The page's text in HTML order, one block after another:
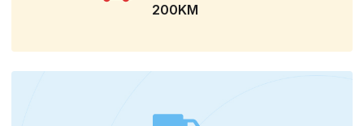
200KM